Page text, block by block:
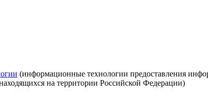
(информационные технологии предоставления
на территории Российской Федерации)